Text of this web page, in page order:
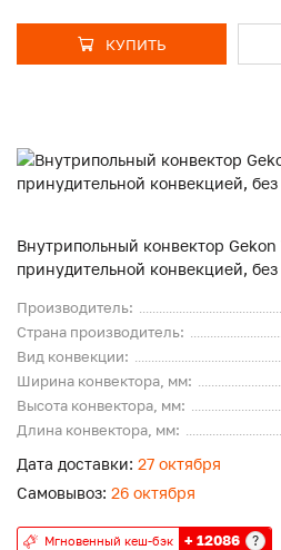
КУПИТЬ
Внутрипольный конвектор
принудительной конвекцией,
Производитель:
Страна производитель:
Вид конвекции:
Ширина конвектора, мм:
Высота конвектора, мм:
Длина конвектора, мм:
Дата доставки: 27 октября
Самовывоз: 26 октября
Мгновенный кеш-бэк + 12086 ?